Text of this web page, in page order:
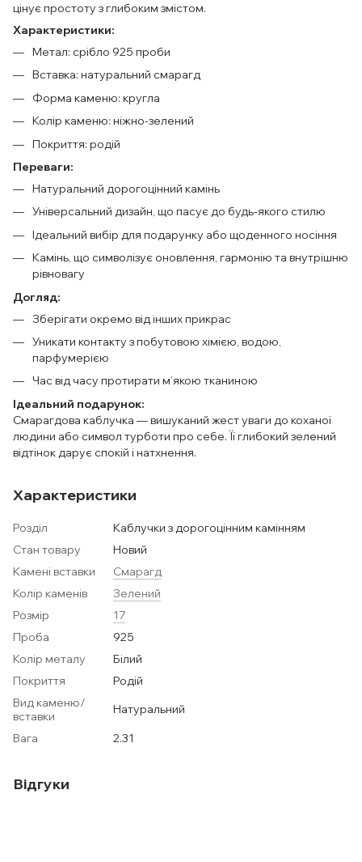
цінує простоту з глибоким змістом.
Характеристики:
Метал: срібло 925 проби
Вставка: натуральний смарагд
Форма каменю: кругла
Колір каменю: ніжно-зелений
Покриття: родій
Переваги:
Натуральний дорогоцінний камінь
Універсальний дизайн, що пасує до будь-якого стилю
Ідеальний вибір для подарунку або щоденного носіння
Камінь, що символізує оновлення, гармонію та внутрішню
рівновагу
Догляд:
Зберігати окремо від інших прикрас
Уникати контакту з побутовою хімією, водою,
парфумерією
Час від часу протирати м’якою тканиною
Ідеальний подарунок:
Смарагдова каблучка — вишуканий жест уваги до коханої
людини або символ турботи про себе. Її глибокий зелений
відтінок дарує спокій і натхнення.
Характеристики
Розділ
Каблучки з дорогоцінним камінням
Стан товару
Новий
Камені вставки
Смарагд
Колір каменів
Зелений
Розмір
17
Проба
925
Колір металу
Білий
Покриття
Родій
Вид каменю/
вставки
Натуральний
Вага
2.31
Відгуки